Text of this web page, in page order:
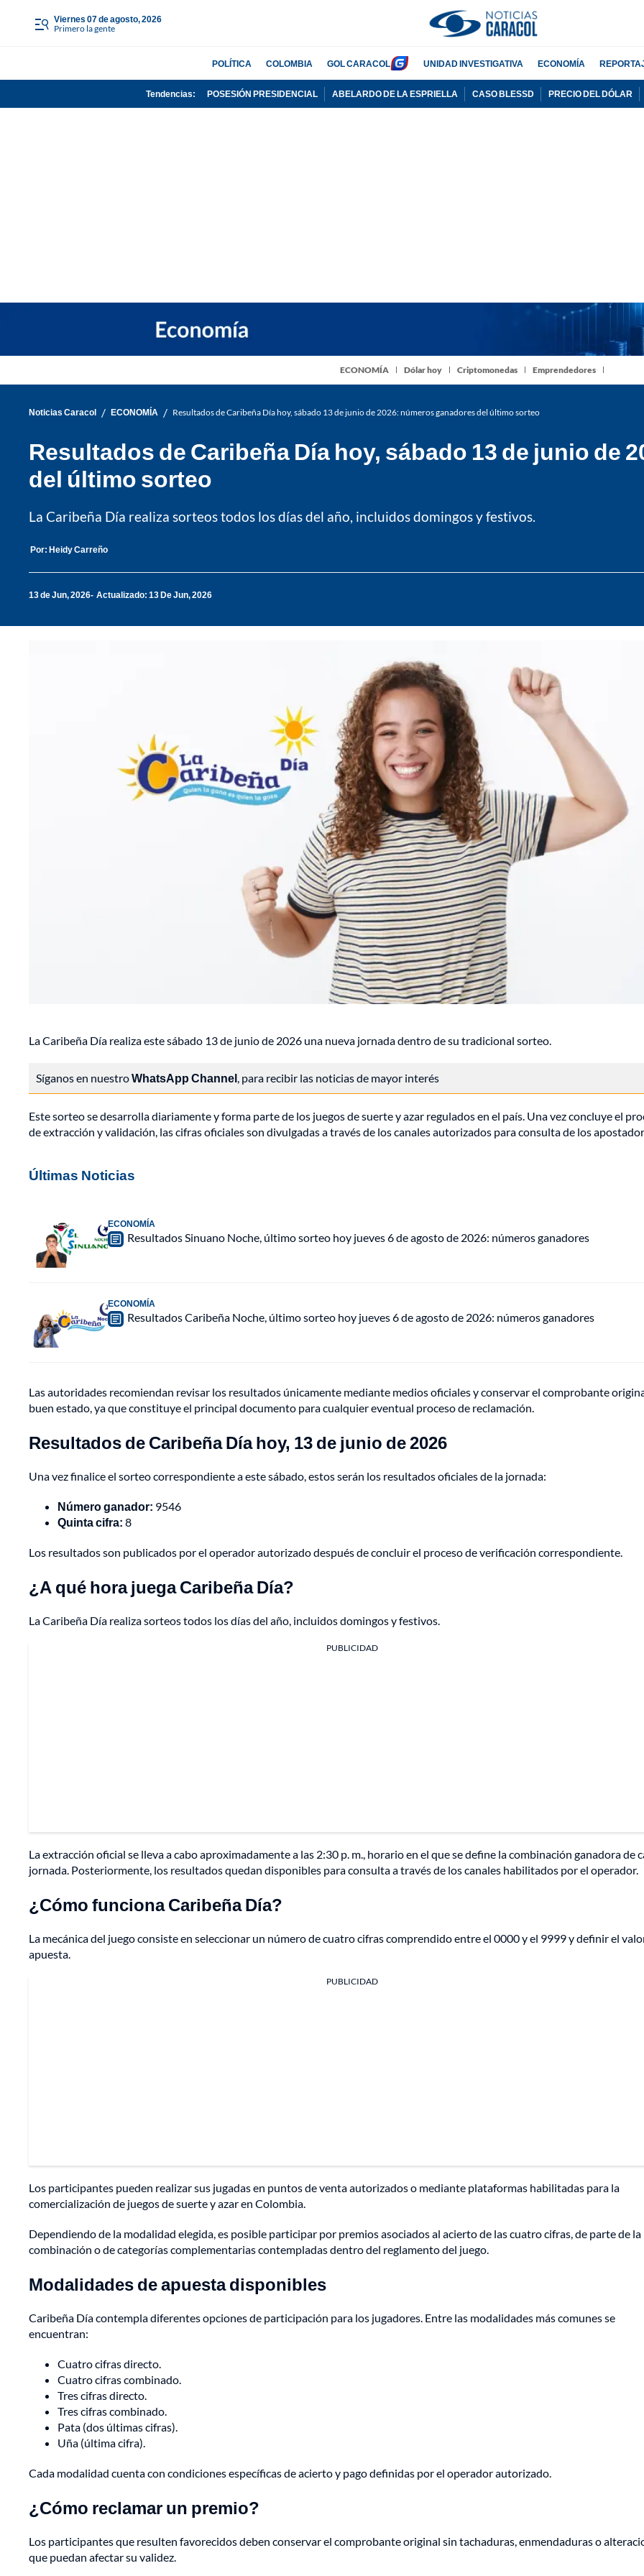
viernes 07 de agosto, 2026
Primero la gente
POLÍTICA COLOMBIA GOL CARACOL UNIDAD INVESTIGATIVA ECONOMÍA
Tendencias: POSESIÓN PRESIDENCIAL ABELARDO DE LA ESPRIELLA CASO BLESSD PRECIO DEL DÓLAR
ECONOMÍA Dólar hoy Criptomonedas Emprendedores
Noticias Caracol / ECONOMÍA / Resultados de Caribeña Día hoy, sábado 13 de junio de 2026: números ganadores del último sorteo
Resultados de Caribeña Día hoy, sábado 13 de junio de
del último sorteo
La Caribeña Día realiza sorteos todos los días del año, incluidos domingos y festivos.
Por: Heidy Carreño
13 de Jun, 2026 Actualizado: 13 De Jun, 2026
La Caribeña Día realiza este sábado 13 de junio de 2026 una nueva jornada dentro de su tradicional sorteo.
Síganos en nuestroWhatsApp Channel, para recibir las noticias de mayor interés
Este sorteo se desarrolla diariamente y forma parte de los juegos de suerte y azar regulados en el país. Una vez concluye el
de extracción y validación, las cifras oficiales son divulgadas a través de los canales autorizados para consulta de los
Últimas Noticias
ECONOMÍA
Resultados Sinuano Noche, último sorteo hoy jueves 6 de agosto de 2026: números ganadores
ECONOMÍA
Resultados Caribeña Noche, último sorteo hoy jueves 6 de agosto de 2026: números ganadores
Las autoridades recomiendan revisar los resultados únicamente mediante medios oficiales y conservar el comprobante
buen estado, ya que constituye el principal documento para cualquier eventual proceso de reclamación.
Resultados de Caribeña Día hoy, 13 de junio de 2026
Una vez finalice el sorteo correspondiente a este sábado, estos serán los resultados oficiales de la jornada:
Número ganador: 9546
Quinta cifra: 8
Los resultados son publicados por el operador autorizado después de concluir el proceso de verificación correspondiente.
¿A qué hora juega Caribeña Día?
La Caribeña Día realiza sorteos todos los días del año, incluidos domingos y festivos.
PUBLICIDAD
La extracción oficial se lleva a cabo aproximadamente a las 2:30 p. m., horario en el que se define la combinación ganadora de
jornada. Posteriormente, los resultados quedan disponibles para consulta a través de los canales habilitados por el operador.
¿Cómo funciona Caribeña Día?
La mecánica del juego consiste en seleccionar un número de cuatro cifras comprendido entre el 0000 y el 9999 y definir el
apuesta.
PUBLICIDAD
Los participantes pueden realizar sus jugadas en puntos de venta autorizados o mediante plataformas habilitadas para la
comercialización de juegos de suerte y azar en Colombia.
Dependiendo de la modalidad elegida, es posible participar por premios asociados al acierto de las cuatro cifras, de parte de la
combinación o de categorías complementarias contempladas dentro del reglamento del juego.
Modalidades de apuesta disponibles
Caribeña Día contempla diferentes opciones de participación para los jugadores. Entre las modalidades más comunes se
encuentran:
Cuatro cifras directo.
Cuatro cifras combinado.
Tres cifras directo.
Tres cifras combinado.
Pata (dos últimas cifras).
Uña (última cifra).
Cada modalidad cuenta con condiciones específicas de acierto y pago definidas por el operador autorizado.
¿Cómo reclamar un premio?
Los participantes que resulten favorecidos deben conservar el comprobante original sin tachaduras, enmendaduras o
que puedan afectar su validez.